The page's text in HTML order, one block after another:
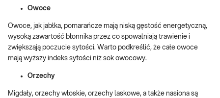
Owoce
Owoce, jak jabłka, pomarańcze mają niską gęstość energetyczną,
wysoką zawartość błonnika przez co spowalniają trawienie i
zwiększają poczucie sytości. Warto podkreślić, że całe owoce
mają wyższy indeks sytości niż sok owocowy.
Orzechy
Migdały, orzechy włoskie, orzechy laskowe, a także nasiona są